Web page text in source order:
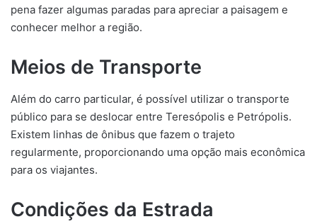
pena fazer algumas paradas para apreciar a paisagem e
conhecer melhor a região.
Meios de Transporte
Além do carro particular, é possível utilizar o transporte
público para se deslocar entre Teresópolis e Petrópolis.
Existem linhas de ônibus que fazem o trajeto
regularmente, proporcionando uma opção mais econômica
para os viajantes.
Condições da Estrada